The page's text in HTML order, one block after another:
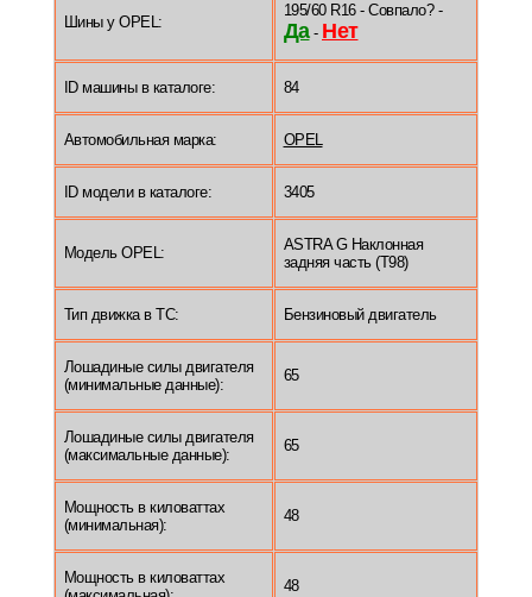
Шины у OPEL:
195/60 R16 - Совпало? -
Да- Нет
ID машины в каталоге: 84
Автомобильная марка: OPEL
ID модели в каталоге: 3405
Модель OPEL:
ASTRA G Наклонная
задняя часть (T98)
Тип движка в ТС: Бензиновый двигатель
Лошадиные силы двигателя
(минимальные данные):
65
Лошадиные силы двигателя
(максимальные данные):
65
Мощность в киловаттах
(минимальная):
48
Мощность в киловаттах
48